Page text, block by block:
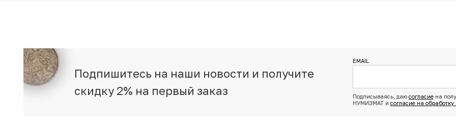
Подпишитесь на наши новости и получите
скидку 2% на первый заказ
EMAIL
Подписываясь, даю согласиена
НУМИЗМАТ и согласие на